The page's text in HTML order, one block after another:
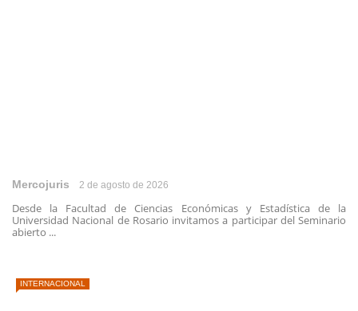
Mercojuris 2 de agosto de 2026
Desde la Facultad de Ciencias Económicas y Estadística de la
Universidad Nacional de Rosario invitamos a participar del Seminario
abierto ...
INTERNACIONAL